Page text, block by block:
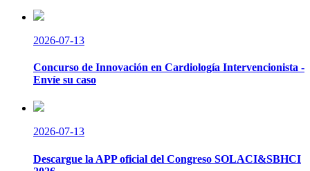
2026-07-13
Concurso de Innovación en Cardiología Intervencionista -
Envíe su caso
2026-07-13
Descargue la APP oficial del Congreso SOLACI&SBHCI